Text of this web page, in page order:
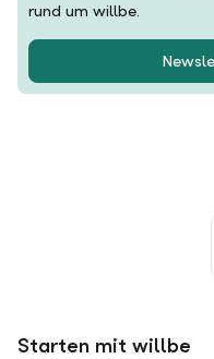
rund um willbe.
Starten mit willbe